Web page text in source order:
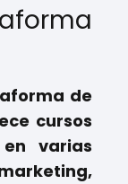
de
cursos
varias